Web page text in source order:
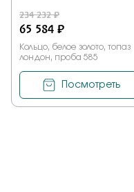
234 232 ₽
65 584 ₽
Кольцо, белое золото, топаз
лондон, проба 585
Посмотреть